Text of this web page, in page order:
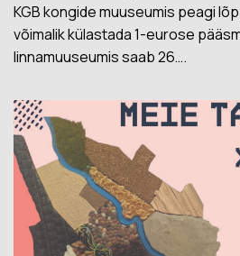
KGB kongide muuseumis peagi
võimalik külastada 1-eurose
linnamuuseumis saab 26….